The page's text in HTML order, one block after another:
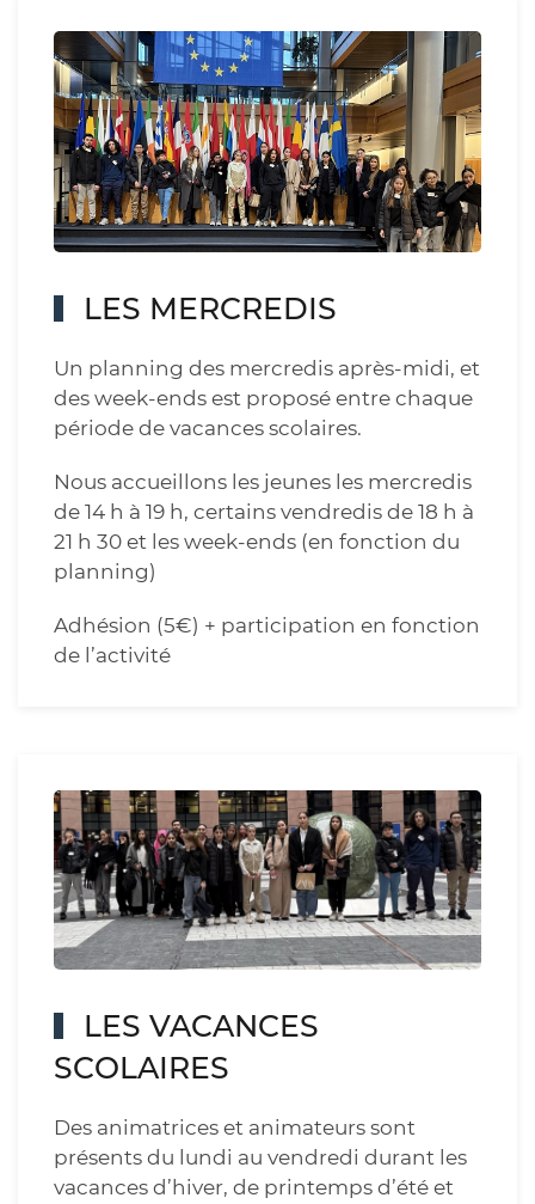
LES MERCREDIS
Un planning des mercredis après-midi, et
des week-ends est proposé entre chaque
période de vacances scolaires.
Nous accueillons les jeunes les mercredis
de 14 h à 19 h, certains vendredis de 18 h à
21 h 30 et les week-ends (en fonction du
planning)
Adhésion (5€) + participation en fonction
de l’activité
LES VACANCES
SCOLAIRES
Des animatrices et animateurs sont
présents du lundi au vendredi durant les
vacances d’hiver, de printemps d’été et